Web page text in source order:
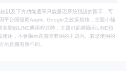
以及下方功能選單只能呈現系統預設的圖示，可
平台開發商Apple, Google之政策規格，主題小舖
開啟LINE應用程式時，主題封面將顯示LINE預
用，不會顯示在實際套用的主題內。若您使用的
示意圖有所不同。